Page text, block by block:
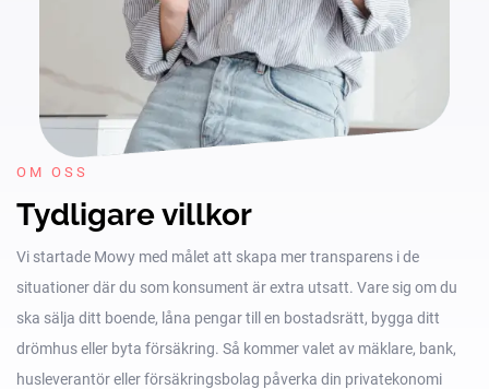
OM OSS
Tydligare villkor
Vi startade Mowy med målet att skapa mer transparens i de
situationer där du som konsument är extra utsatt. Vare sig om du
ska sälja ditt boende, låna pengar till en bostadsrätt, bygga ditt
drömhus eller byta försäkring. Så kommer valet av mäklare, bank,
husleverantör eller försäkringsbolag påverka din privatekonomi